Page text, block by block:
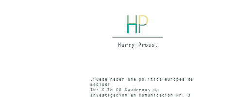
¿Puede haber una politica europea de
medios?
IN: C.IN.CO Cuadernos de
Investigacion en Comunicacion Nr. 3